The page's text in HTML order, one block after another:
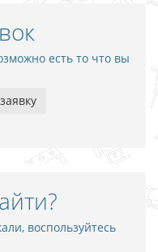
есть то что вы
воспользуйтесь